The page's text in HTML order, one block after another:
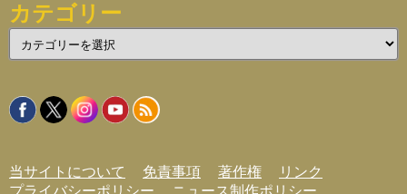
カテゴリー
テ
リ
ー
当サイトについて 免責事項 著作権
リンク
プライバシーポリシー
ニュース制作ポリシー